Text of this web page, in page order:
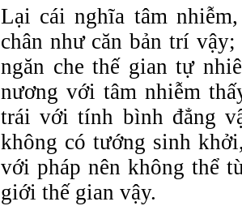
Lại cái nghĩa tâm
chân như căn bản trí
ngăn che thế gian tự
nương với tâm nhiễm
trái với tính bình đẳng
không có tướng sinh
với pháp nên không thể
giới thế gian vậy.